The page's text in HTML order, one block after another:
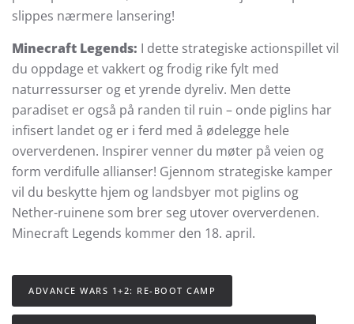
slippes nærmere lansering!
Minecraft Legends: I dette strategiske actionspillet vil
du oppdage et vakkert og frodig rike fylt med
naturressurser og et yrende dyreliv. Men dette
paradiset er også på randen til ruin – onde piglins har
infisert landet og er i ferd med å ødelegge hele
oververdenen. Inspirer venner du møter på veien og
form verdifulle allianser! Gjennom strategiske kamper
vil du beskytte hjem og landsbyer mot piglins og
Nether-ruinene som brer seg utover oververdenen.
Minecraft Legends kommer den 18. april.
ADVANCE WARS 1+2: RE-BOOT CAMP